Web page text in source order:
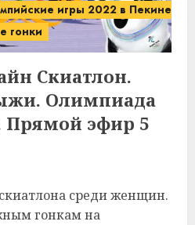
игры 2022 в Пекине.
гонки
Скиатлон.
Олимпиада
Прямой эфир 5
среди женщин.
гонкам на